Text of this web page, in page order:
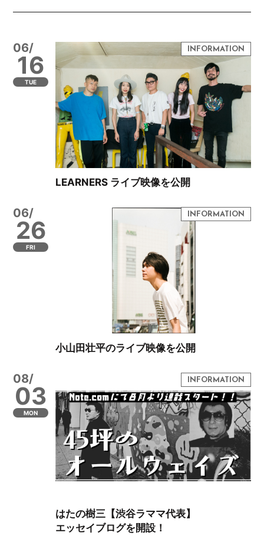
06/
16
TUE
LEARNERS ライブ映像を公開
06/
26
FRI
小山田壮平のライブ映像を公開
08/
03
MON
はたの樹三【渋谷ラママ代表】
エッセイブログを開設！